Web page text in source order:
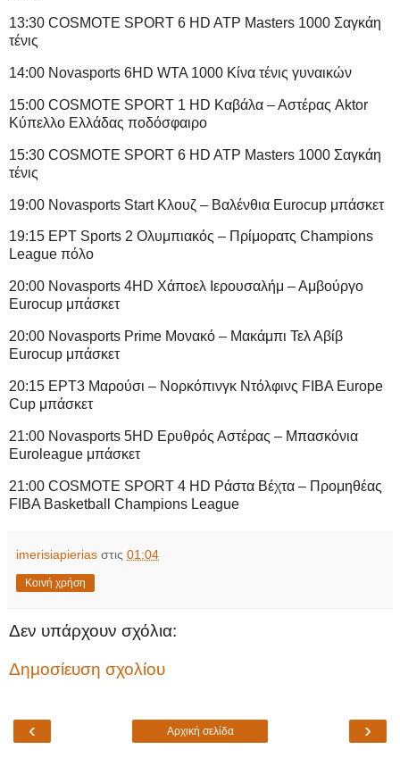
13:30 COSMOTE SPORT 6 HD ATP Masters 1000 Σαγκάη
τένις
14:00 Novasports 6HD WTA 1000 Κίνα τένις γυναικών
15:00 COSMOTE SPORT 1 HD Καβάλα – Αστέρας Aktor
Κύπελλο Ελλάδας ποδόσφαιρο
15:30 COSMOTE SPORT 6 HD ATP Masters 1000 Σαγκάη
τένις
19:00 Novasports Start Κλουζ – Βαλένθια Eurocup μπάσκετ
19:15 ΕΡΤ Sports 2 Ολυμπιακός – Πρίμορατς Champions
League πόλο
20:00 Novasports 4HD Χάποελ Ιερουσαλήμ – Αμβούργο
Eurocup μπάσκετ
20:00 Novasports Prime Μονακό – Μακάμπι Τελ Αβίβ
Eurocup μπάσκετ
20:15 ΕΡΤ3 Μαρούσι – Νορκόπινγκ Ντόλφινς FIBA Europe
Cup μπάσκετ
21:00 Novasports 5HD Ερυθρός Αστέρας – Μπασκόνια
Euroleague μπάσκετ
21:00 COSMOTE SPORT 4 HD Ράστα Βέχτα – Προμηθέας
FIBA Basketball Champions League
imerisiapierias στις 01:04
Κοινή χρήση
Δεν υπάρχουν σχόλια:
Δημοσίευση σχολίου
‹ ›
Αρχική σελίδα